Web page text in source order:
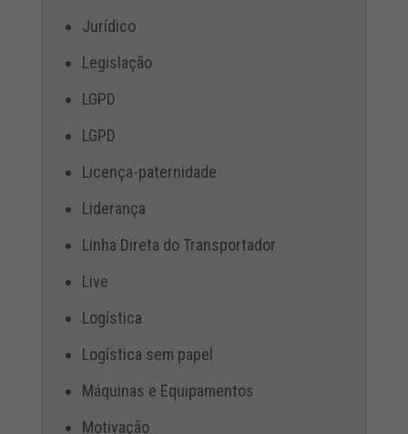
Jurídico
Legislação
LGPD
LGPD
Licença-paternidade
Liderança
Linha Direta do Transportador
Live
Logística
Logística sem papel
Máquinas e Equipamentos
Motivação